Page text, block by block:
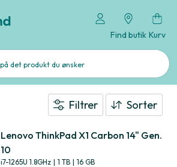
Find butik Kurv
Filtrer Sorter
Lenovo ThinkPad X1 Carbon 14" Gen.
10
i7-1265U 1.8GHz | 1 TB | 16 GB